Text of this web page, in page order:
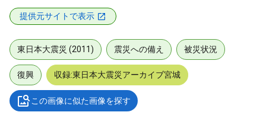
提供元サイトで表示
東日本大震災 (2011) 震災への備え 被災状況
復興 収録:東日本大震災アーカイブ宮城
この画像に似た画像を探す